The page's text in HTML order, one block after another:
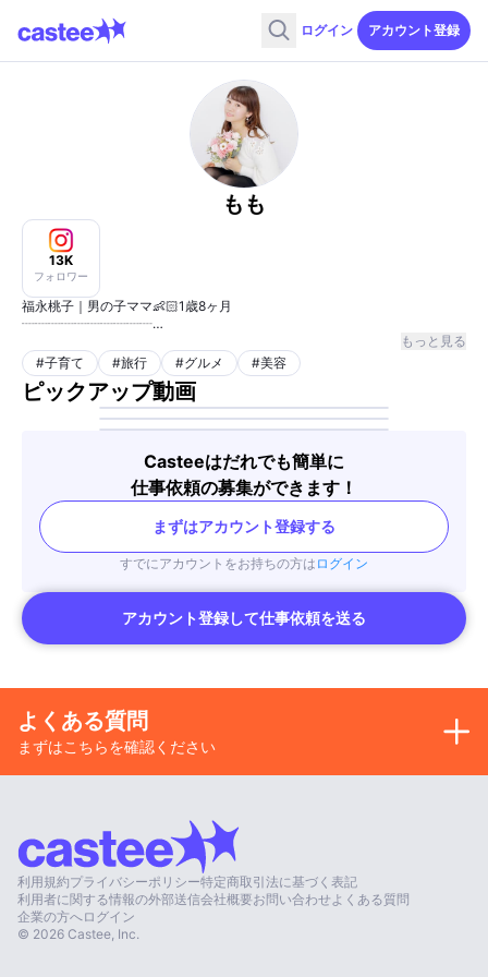
ログイン アカウント登録
もも
13K
フォロワー
福永桃子｜男の子ママ👶🏻1歳8ヶ月
┈┈┈┈┈┈┈┈┈┈
ずぼら主婦が見つけるわくわくな時間💓
美容・グルメ・旅行・子育て
SNSお勉強中✎𓂃
お仕事のご依頼はDMまで💌 ̖́-‬
┈┈┈┈┈┈┈┈┈┈
▷ニュースキャスター
もっと見る
#子育て #旅行 #グルメ #美容
ピックアップ動画
Casteeはだれでも簡単に
仕事依頼の募集ができます！
まずはアカウント登録する
すでにアカウントをお持ちの方は ログイン
アカウント登録して仕事依頼を送る
よくある質問
まずはこちらを確認ください
利用規約プライバシーポリシー特定商取引法に基づく表記
利用者に関する情報の外部送信会社概要お問い合わせ よくある質問
企業の方へログイン
© 2026 Castee, Inc.